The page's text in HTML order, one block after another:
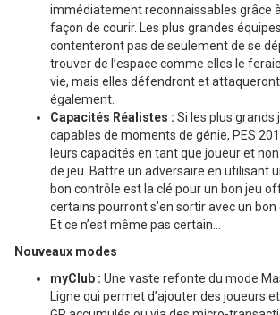
immédiatement reconnaissables grâce
façon de courir. Les plus grandes
contenteront pas de seulement de se
trouver de l’espace comme elles le
vie, mais elles défendront et
également.
Capacités Réalistes : Si les plus grands
capables de moments de génie, PES
leurs capacités en tant que joueur et
de jeu. Battre un adversaire en utilisant
bon contrôle est la clé pour un bon jeu
certains pourront s’en sortir avec un bon
Et ce n’est même pas certain…
Nouveaux modes
myClub : Une vaste refonte du mode
Ligne qui permet d’ajouter des joueurs